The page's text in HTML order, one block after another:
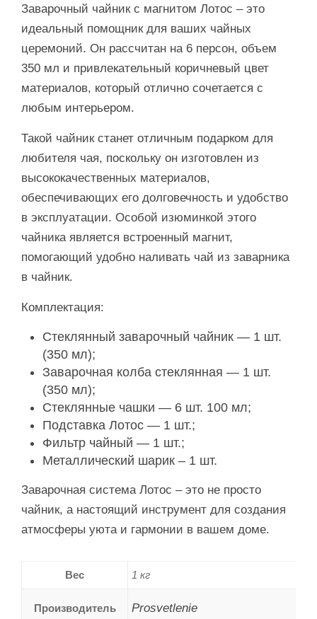
Заварочный чайник с магнитом Лотос – это
идеальный помощник для ваших чайных
церемоний. Он рассчитан на 6 персон, объем
350 мл и привлекательный коричневый цвет
материалов, который отлично сочетается с
любым интерьером.
Такой чайник станет отличным подарком для
любителя чая, поскольку он изготовлен из
высококачественных материалов,
обеспечивающих его долговечность и удобство
в эксплуатации. Особой изюминкой этого
чайника является встроенный магнит,
помогающий удобно наливать чай из заварника
в чайник.
Комплектация:
Стеклянный заварочный чайник — 1 шт.
(350 мл);
Заварочная колба стеклянная — 1 шт.
(350 мл);
Стеклянные чашки — 6 шт. 100 мл;
Подставка Лотос — 1 шт.;
Фильтр чайный — 1 шт.;
Металлический шарик – 1 шт.
Заварочная система Лотос – это не просто
чайник, а настоящий инструмент для создания
атмосферы уюта и гармонии в вашем доме.
Вес 1 кг
Производитель Prosvetlenie